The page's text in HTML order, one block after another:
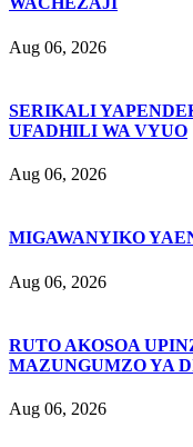
Aug 06, 2026
SERIKALI
UFADHILI WA VYUO
Aug 06, 2026
MIGAWANYIKO
Aug 06, 2026
RUTO AKOSOA
MAZUNGUMZO YA
Aug 06, 2026